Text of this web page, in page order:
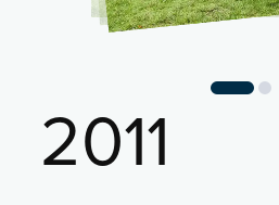
2011